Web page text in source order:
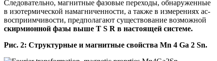
Следовательно, магнитные фазовые переходы, обнаруженные
в изотермической намагниченности, а также в измерениях ac-
восприимчивости, предполагают существование возможной
скирмионной фазы выше T S R в настоящей системе.
Рис. 2: Структурные и магнитные свойства Mn 4 Ga 2 Sn.